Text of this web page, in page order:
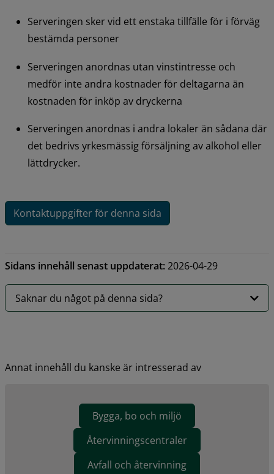
Serveringen sker vid ett enstaka tillfälle för i förväg
bestämda personer
Serveringen anordnas utan vinstintresse och
medför inte andra kostnader för deltagarna än
kostnaden för inköp av dryckerna
Serveringen anordnas i andra lokaler än sådana där
det bedrivs yrkesmässig försäljning av alkohol eller
lättdrycker.
Kontaktuppgifter för denna sida
Sidans innehåll senast uppdaterat:2026-04-29
Saknar du något på denna sida?
Annat innehåll du kanske är intresserad av
Bygga, bo och miljö
Återvinningscentraler
Avfall och återvinning